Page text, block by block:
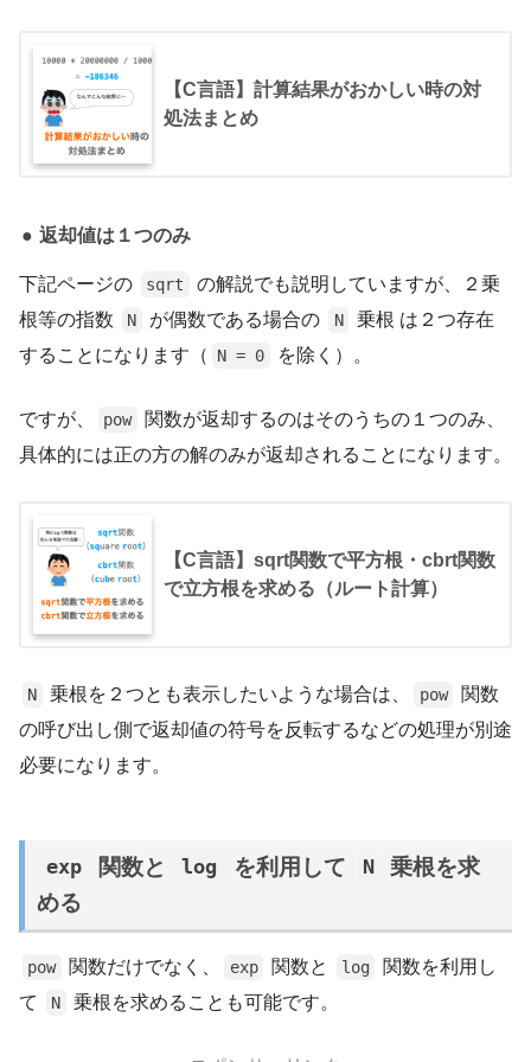
【C言語】計算結果がおかしい時の対
処法まとめ
返却値は１つのみ
下記ページの sqrt
の解説でも説明していますが、２乗
根等の指数
N が偶数である場合の N
乗根 は２つ存在
することになります（
N = 0 を除く）。
ですが、 pow
関数が返却するのはそのうちの１つのみ、
具体的には正の方の解のみが返却されることになります。
【C言語】sqrt関数で平方根・cbrt関数
で立方根を求める（ルート計算）
N 乗根を２つとも表示したいような場合は、 pow
関数
の呼び出し側で返却値の符号を反転するなどの処理が別途
必要になります。
exp 関数と log を利用して N
乗根を求
める
pow 関数だけでなく、 exp 関数と log
関数を利用し
て
N 乗根を求めることも可能です。